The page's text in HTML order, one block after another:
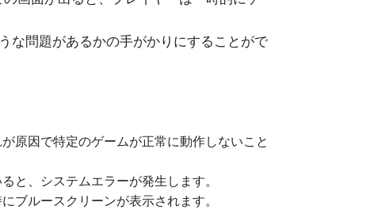
な問題があるかの手がかりにすることがで
原因で特定のゲームが正常に動作しないこと
と、システムエラーが発生します。
ブルースクリーンが表示されます。